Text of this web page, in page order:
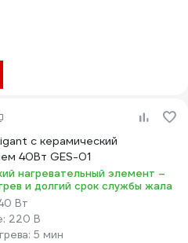
с керамический
40Вт GES-01
нагревательный элемент –
и долгий срок службы жала
Вт
220 В
5 мин